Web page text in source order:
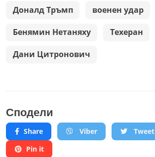
Доналд Тръмп военен удар
Бенямин Нетаняху Техеран
Дани Цитронович
Сподели
Share Viber
Tweet
Pin it